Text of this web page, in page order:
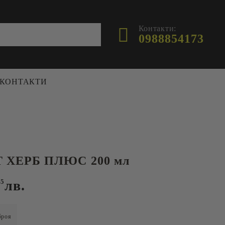
Контакти:
0988854173
ХРАНИЛКИ
КОНТАКТИ
ПЛЮС 200 мл
лв.